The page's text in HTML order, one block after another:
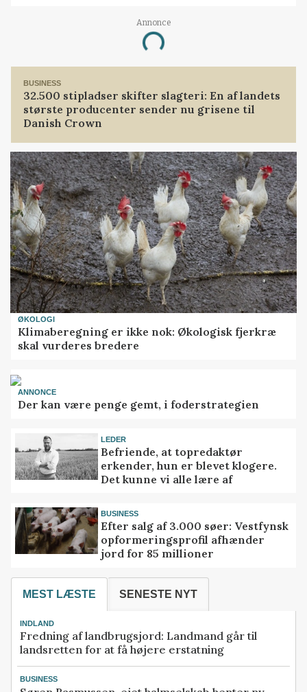
Annonce
Loading...
BUSINESS
32.500 stipladser skifter slagteri: En af landets
største producenter sender nu grisene til
Danish Crown
ØKOLOGI
Klimaberegning er ikke nok: Økologisk fjerkræ
skal vurderes bredere
ANNONCE
Der kan være penge gemt, i foderstrategien
LEDER
Befriende, at topredaktør
erkender, hun er blevet klogere.
Det kunne vi alle lære af
BUSINESS
Efter salg af 3.000 søer: Vestfynsk
opformeringsprofil afhænder
jord for 85 millioner
MEST LÆSTE SENESTE NYT
INDLAND
Fredning af landbrugsjord: Landmand går til
landsretten for at få højere erstatning
BUSINESS